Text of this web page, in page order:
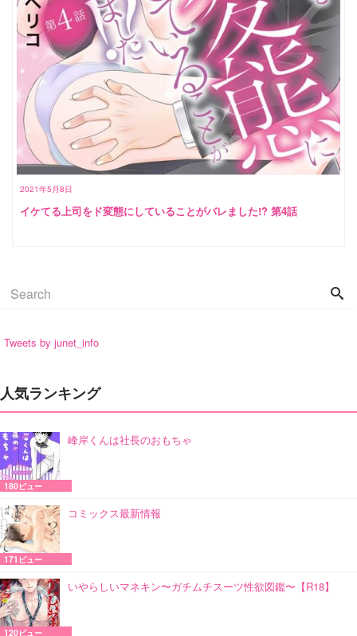
2021年5月8日
イケてる上司をド変態にしていることがバレました!? 第4話
Tweets by junet_info
人気ランキング
峰岸くんは社長のおもちゃ
180ビュー
コミックス最新情報
171ビュー
いやらしいマネキン〜ガチムチスーツ性欲図鑑〜【R18】
120ビュー